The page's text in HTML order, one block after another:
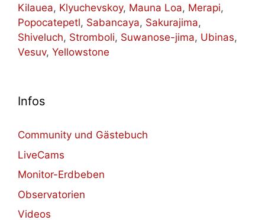
Kilauea, Klyuchevskoy, Mauna Loa, Merapi,
Popocatepetl, Sabancaya, Sakurajima,
Shiveluch, Stromboli, Suwanose-jima, Ubinas,
Vesuv, Yellowstone
Infos
Community und Gästebuch
LiveCams
Monitor-Erdbeben
Observatorien
Videos